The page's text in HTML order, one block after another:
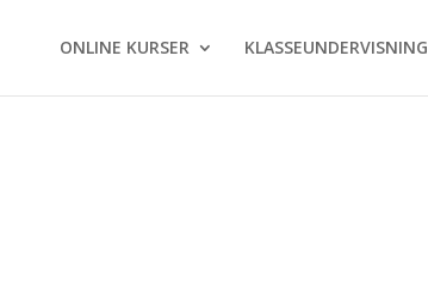
ONLINE KURSER KLASSEUNDERVISNING